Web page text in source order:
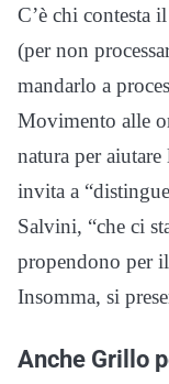
C’è chi contesta
(per non
mandarlo a
Movimento alle
natura per
invita a
Salvini, “che ci
propendono per
Insomma, si
Anche Grillo